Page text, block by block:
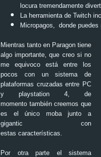
locura tremendamente
La herramienta de Twitch
Micropagos, donde
Mientras tanto en Paragon tiene
algo importante, que creo si no
me equivoco está entre los
pocos con un sistema de
plataformas cruzadas entre PC
y playstation 4, de
momento también creemos que
es el único moba junto a
gigantic con
estas características.
Por otra parte el sistema